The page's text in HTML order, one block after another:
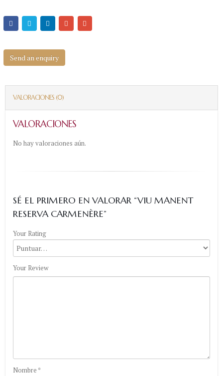
Send an enquiry
VALORACIONES (0)
VALORACIONES
No hay valoraciones aún.
SÉ EL PRIMERO EN VALORAR “VIU MANENT
RESERVA CARMENÈRE”
Your Rating
Your Review
Nombre *